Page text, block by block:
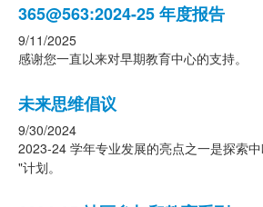
8
条
新
报
道
列
表。
365@563:2024-25 年度报告
9/11/2025
感谢您一直以来对早期教育中心的支持。
未来思维倡议
9/30/2024
2023-24 学年专业发展的亮点之一是探索
"计划。